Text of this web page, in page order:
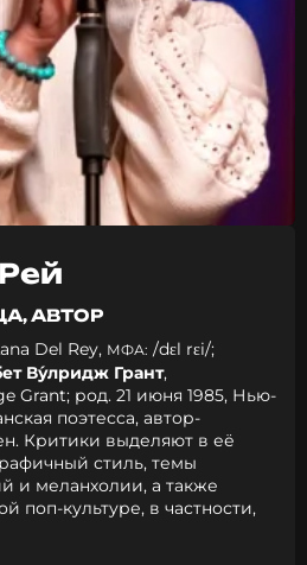
АВТОР
Del Rey, МФА: /dɛl rɛi/;
Ву́лридж Грант,
Grant; род. 21 июня 1985, Нью-
поэтесса, автор-
Критики выделяют в её
стиль, темы
и меланхолии, а также
поп-культуре, в частности,